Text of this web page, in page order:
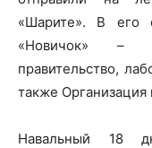
«Шарите». В его
«Новичок» –
правительство,
также
Навальный 18